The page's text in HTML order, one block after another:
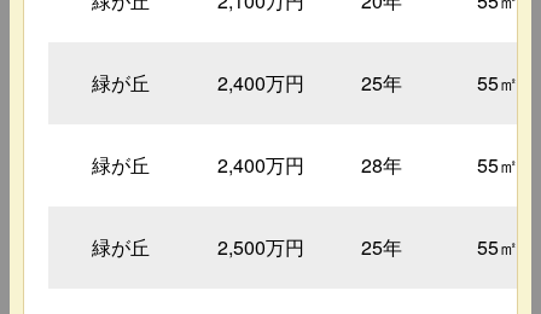
緑が丘 2,400万円 25年 55㎡
緑が丘 2,400万円 28年 55㎡
緑が丘 2,500万円 25年 55㎡